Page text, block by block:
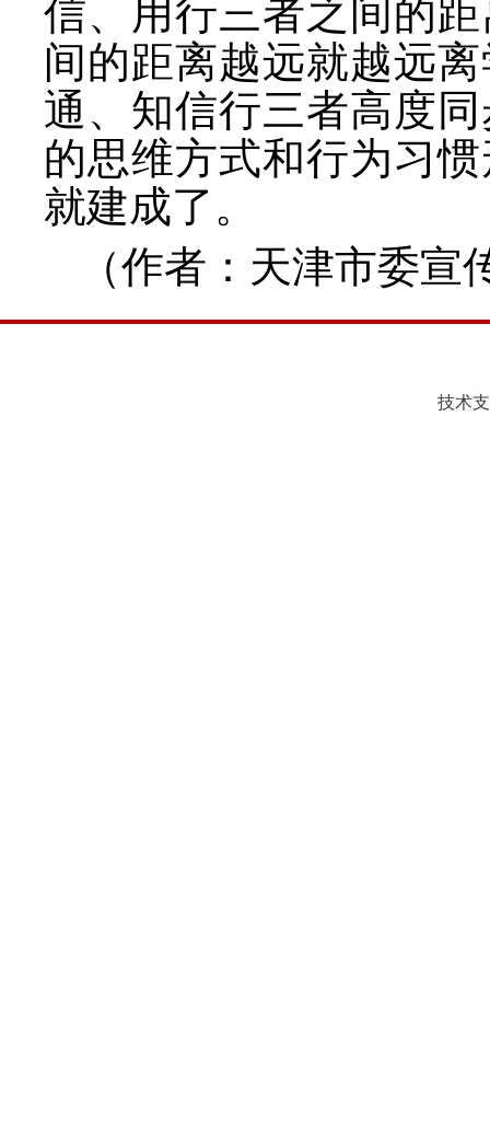
信、用行三者之间的
间的距离越远就越远
通、知信行三者高度
的思维方式和行为习
就建成了。
（作者 ： 天津市委宣
技术